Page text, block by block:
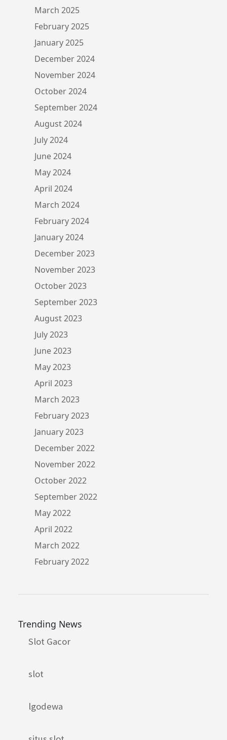
March 2025
February 2025
January 2025
December 2024
November 2024
October 2024
September 2024
August 2024
July 2024
June 2024
May 2024
April 2024
March 2024
February 2024
January 2024
December 2023
November 2023
October 2023
September 2023
August 2023
July 2023
June 2023
May 2023
April 2023
March 2023
February 2023
January 2023
December 2022
November 2022
October 2022
September 2022
May 2022
April 2022
March 2022
February 2022
Trending News
Slot Gacor
slot
lgodewa